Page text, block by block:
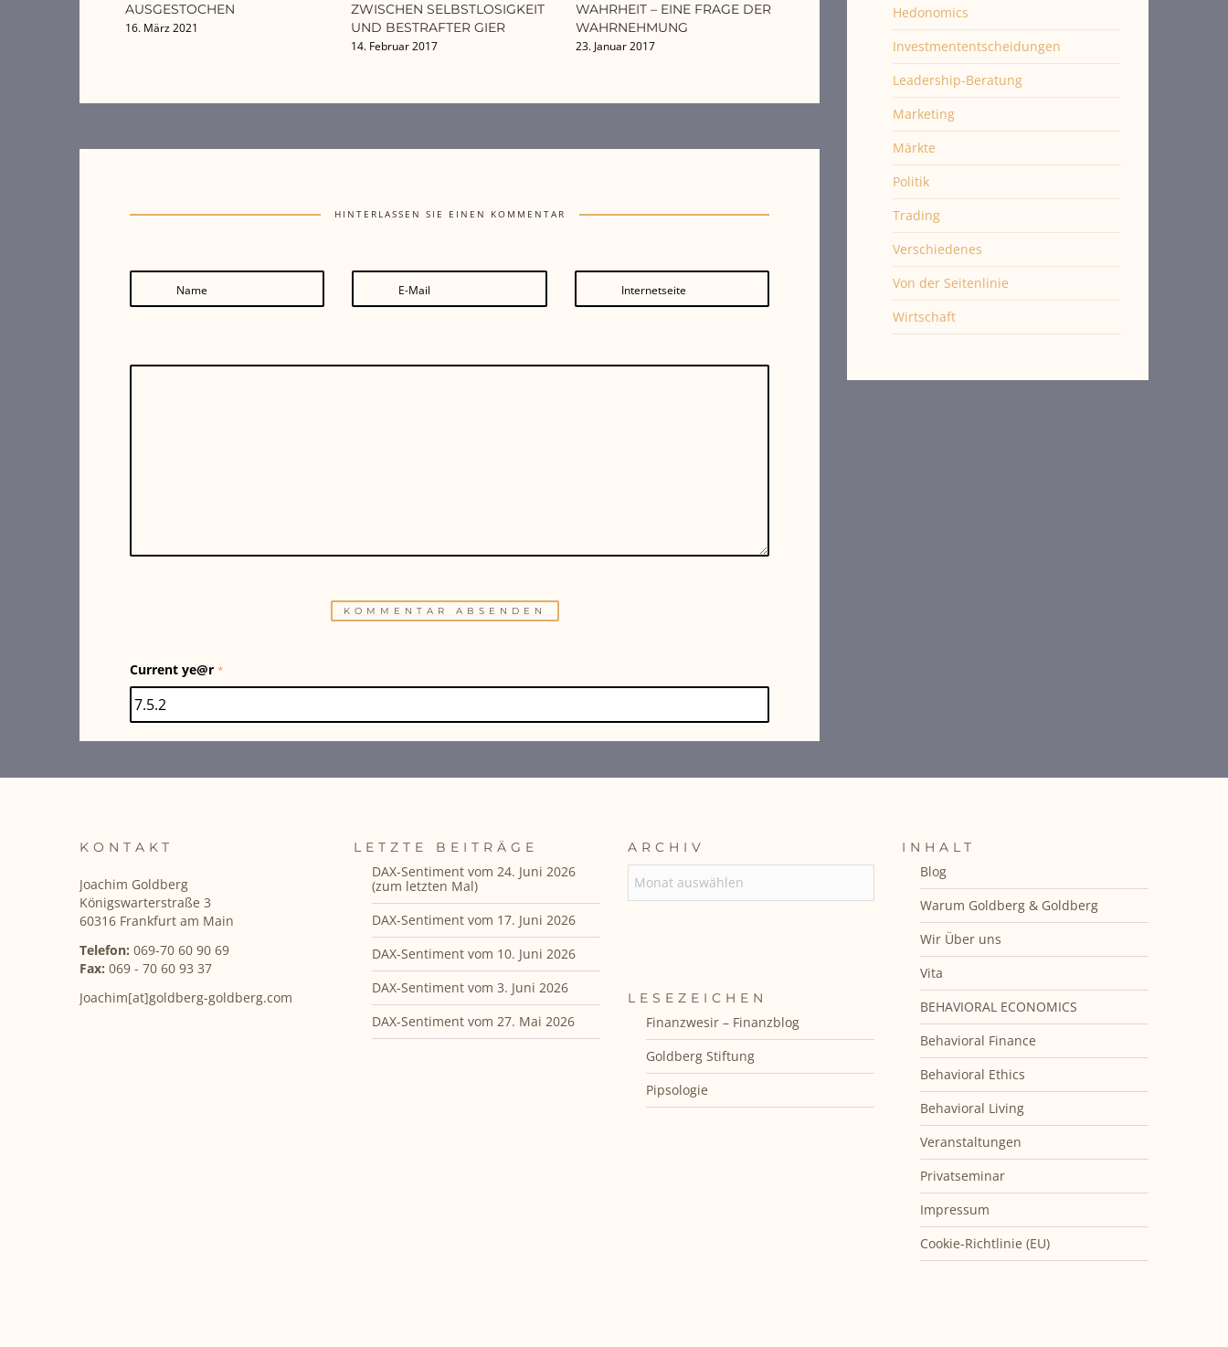
AUSGESTOCHEN
16. März 2021
ZWISCHEN SELBSTLOSIGKEIT
UND BESTRAFTER GIER
14. Februar 2017
WAHRHEIT – EINE FRAGE DER
WAHRNEHMUNG
23. Januar 2017
HINTERLASSEN SIE EINEN KOMMENTAR
Name E-Mail Internetseite
Current ye@r *
Hedonomics
Investmententscheidungen
Leadership-Beratung
Marketing
Märkte
Politik
Trading
Verschiedenes
Von der Seitenlinie
Wirtschaft
KONTAKT
Joachim Goldberg
Königswarterstraße 3
60316 Frankfurt am Main
Telefon: 069-70 60 90 69
Fax: 069 - 70 60 93 37
Joachim[at]goldberg-goldberg.com
LETZTE BEITRÄGE
DAX-Sentiment vom 24. Juni 2026
(zum letzten Mal)
DAX-Sentiment vom 17. Juni 2026
DAX-Sentiment vom 10. Juni 2026
DAX-Sentiment vom 3. Juni 2026
DAX-Sentiment vom 27. Mai 2026
ARCHIV
LESEZEICHEN
Finanzwesir – Finanzblog
Goldberg Stiftung
Pipsologie
INHALT
Blog
Warum Goldberg & Goldberg
Wir Über uns
Vita
BEHAVIORAL ECONOMICS
Behavioral Finance
Behavioral Ethics
Behavioral Living
Veranstaltungen
Privatseminar
Impressum
Cookie-Richtlinie (EU)